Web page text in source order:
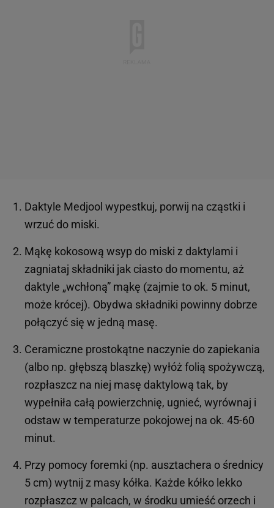
Daktyle Medjool wypestkuj, porwij na cząstki i
wrzuć do miski.
Mąkę kokosową wsyp do miski z daktylami i
zagniataj składniki jak ciasto do momentu, aż
daktyle „wchłoną” mąkę (zajmie to ok. 5 minut,
może krócej). Obydwa składniki powinny dobrze
połączyć się w jedną masę.
Ceramiczne prostokątne naczynie do zapiekania
(albo np. głębszą blaszkę) wyłóż folią spożywczą,
rozpłaszcz na niej masę daktylową tak, by
wypełniła całą powierzchnię, ugnieć, wyrównaj i
odstaw w temperaturze pokojowej na ok. 45-60
minut.
Przy pomocy foremki (np. ausztachera o średnicy
5 cm) wytnij z masy kółka. Każde kółko lekko
rozpłaszcz w palcach, w środku umieść orzech i